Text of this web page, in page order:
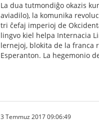
La dua tutmondiĝo okazis
aviadilo), la komunika
tri ĉefaj imperioj de
lingvo kiel helpa Internacia
lernejoj, blokita de la franca
Esperanton. La hegemonio
3 Temmuz 2017 09:06:49